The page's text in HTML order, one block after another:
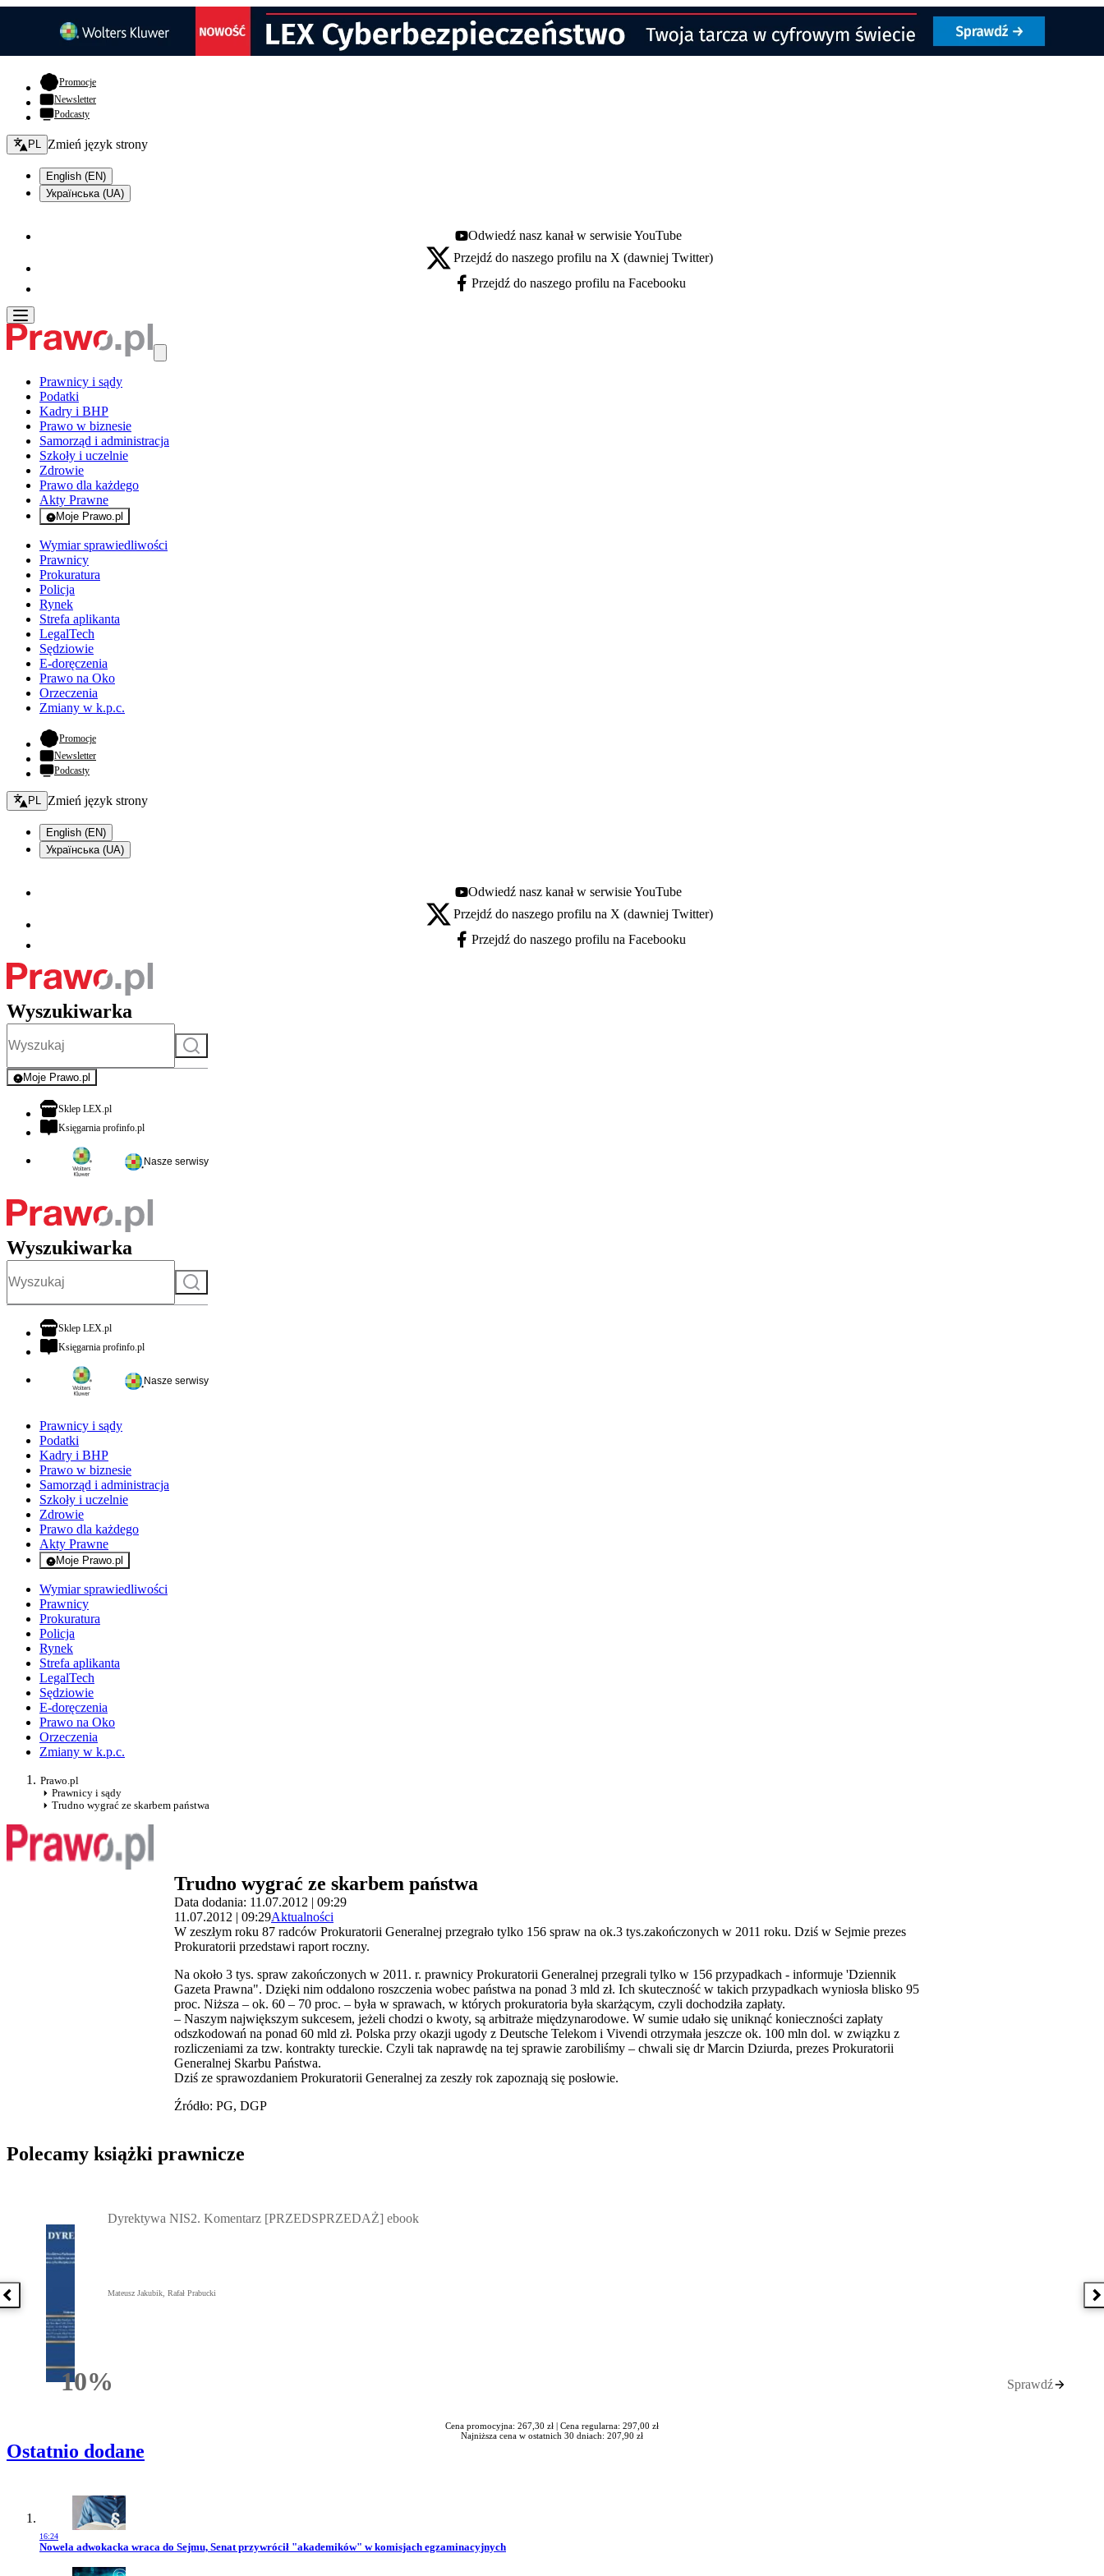
Promocje- otwiera się w nowej karcie
Newsletter
Podcasty
Zmień język - bieżący:
PL Zmień język strony
English (EN)
Українська (UA)
Youtube - otwiera się w nowej karcie
Odwiedź nasz kanał w serwisie YouTube
X - otwiera się w nowej karcie
Przejdź do naszego profilu na X (dawniej Twitter)
Facebook - otwiera się w nowej karcie
Przejdź do naszego profilu na Facebooku
Prawnicy i sądy
Podatki
Kadry i BHP
Prawo w biznesie
Samorząd i administracja
Szkoły i uczelnie
Zdrowie
Prawo dla każdego
Akty Prawne
Moje Prawo.pl
- rejestracja i logowanie do serwisu
Wymiar sprawiedliwości
Prawnicy
Prokuratura
Policja
Rynek
Strefa aplikanta
LegalTech
Sędziowie
E-doręczenia
Prawo na Oko
Orzeczenia
Zmiany w k.p.c.
Promocje- otwiera się w nowej karcie
Newsletter
Podcasty
Zmień język - bieżący:
PL Zmień język strony
English (EN)
Українська (UA)
Youtube - otwiera się w nowej karcie
Odwiedź nasz kanał w serwisie YouTube
X - otwiera się w nowej karcie
Przejdź do naszego profilu na X (dawniej Twitter)
Facebook - otwiera się w nowej karcie
Przejdź do naszego profilu na Facebooku
Wyszukiwarka
Szukaj
Moje Prawo.pl
- rejestracja i logowanie do serwisu
Sklep LEX.plotwiera się w nowej karcie
Księgarnia profinfo.plotwiera się w nowej karcie
Nasze serwisy
Wyszukiwarka
Szukaj
Sklep LEX.plotwiera się w nowej karcie
Księgarnia profinfo.plotwiera się w nowej karcie
Nasze serwisy
Prawnicy i sądy
Podatki
Kadry i BHP
Prawo w biznesie
Samorząd i administracja
Szkoły i uczelnie
Zdrowie
Prawo dla każdego
Akty Prawne
Moje Prawo.pl
- rejestracja i logowanie do serwisu
Wymiar sprawiedliwości
Prawnicy
Prokuratura
Policja
Rynek
Strefa aplikanta
LegalTech
Sędziowie
E-doręczenia
Prawo na Oko
Orzeczenia
Zmiany w k.p.c.
Prawo.pl
Prawnicy i sądy
Trudno wygrać ze skarbem państwa
Trudno wygrać ze skarbem państwa
Data dodania: 11.07.2012 | 09:29
11.07.2012 | 09:29Aktualności
W zeszłym roku 87 radców Prokuratorii Generalnej przegrało tylko 156 spraw na ok.3 tys.zakończonych w 2011 roku. Dziś w Sejmie prezes
Prokuratorii przedstawi raport roczny.
Na około 3 tys. spraw zakończonych w 2011. r. prawnicy Prokuratorii Generalnej przegrali tylko w 156 przypadkach - informuje 'Dziennik
Gazeta Prawna". Dzięki nim oddalono roszczenia wobec państwa na ponad 3 mld zł. Ich skuteczność w takich przypadkach wyniosła blisko 95
proc. Niższa – ok. 60 – 70 proc. – była w sprawach, w których prokuratoria była skarżącym, czyli dochodziła zapłaty.
– Naszym największym sukcesem, jeżeli chodzi o kwoty, są arbitraże międzynarodowe. W sumie udało się uniknąć konieczności zapłaty
odszkodowań na ponad 60 mld zł. Polska przy okazji ugody z Deutsche Telekom i Vivendi otrzymała jeszcze ok. 100 mln dol. w związku z
rozliczeniami za tzw. kontrakty tureckie. Czyli tak naprawdę na tej sprawie zarobiliśmy – chwali się dr Marcin Dziurda, prezes Prokuratorii
Generalnej Skarbu Państwa.
Dziś ze sprawozdaniem Prokuratorii Generalnej za zeszły rok zapoznają się posłowie.
Źródło: PG, DGP
Polecamy książki prawnicze
Poprzednia książka
10%Rabatu
Dyrektywa NIS2. Komentarz [PRZEDSPRZEDAŻ] ebook
Mateusz Jakubik, Rafał Prabucki
Sprawdź
Cena promocyjna: 267,30 zł | Cena regularna: 297,00 zł
Najniższa cena w ostatnich 30 dniach: 207,90 zł
Ostatnio dodane
16:24
Przejdź do artykułu:
Nowela adwokacka wraca do Sejmu, Senat przywrócił "akademików" w komisjach egzaminacyjnych